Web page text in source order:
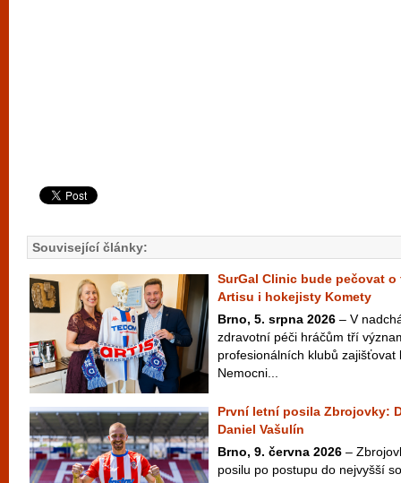
Související články:
SurGal Clinic bude pečovat
Artisu i hokejisty Komety
Brno, 5. srpna 2026 – V
zdravotní péči hráčům tří
profesionálních klubů zajišťovat
Nemocni...
První letní posila Zbrojovky:
Daniel Vašulín
Brno, 9. června 2026 –
posilu po postupu do nejvyšší